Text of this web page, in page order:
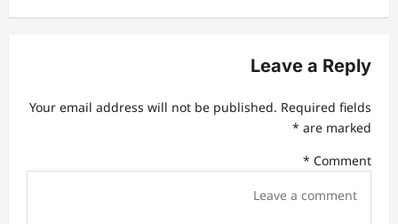
a
i
a
i
Leave a Reply
Your email address will not be published. Required fields
are marked
*
Comment
*